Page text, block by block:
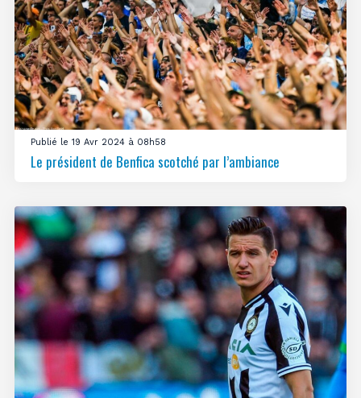
Publié le 19 Avr 2024 à 08h58
Le président de Benfica scotché par l’ambiance